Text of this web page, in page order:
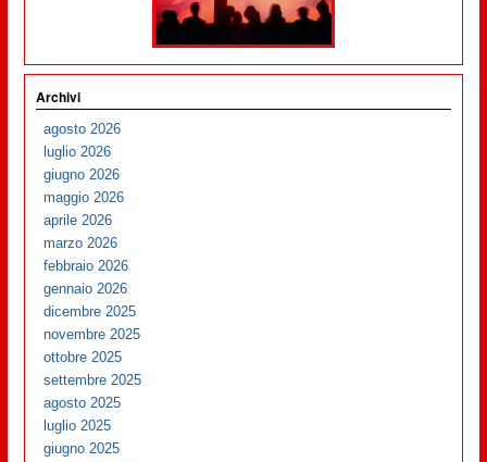
Archivi
agosto 2026
luglio 2026
giugno 2026
maggio 2026
aprile 2026
marzo 2026
febbraio 2026
gennaio 2026
dicembre 2025
novembre 2025
ottobre 2025
settembre 2025
agosto 2025
luglio 2025
giugno 2025